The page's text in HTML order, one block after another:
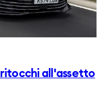
all'assetto